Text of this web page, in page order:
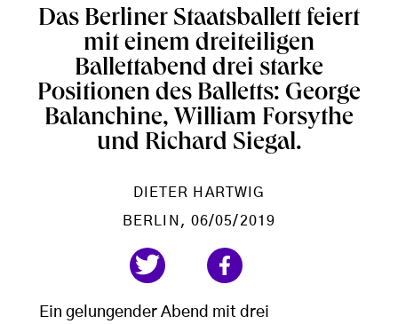
Das Berliner Staatsballett feiert
mit einem dreiteiligen
Ballettabend drei starke
Positionen des Balletts: George
Balanchine, William Forsythe
und Richard Siegal.
DIETER HARTWIG
BERLIN , 06/05/2019
Ein gelungender Abend mit drei